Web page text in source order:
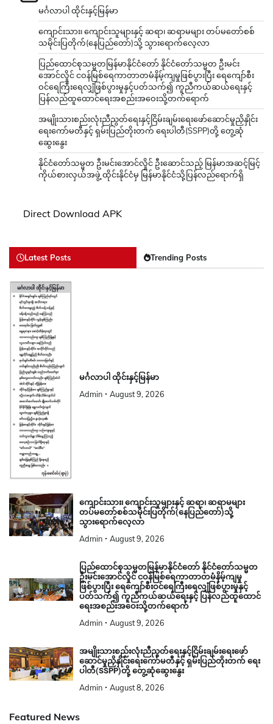
မင်္ဂလာပါ ထိုင်းနှင့်မြန်မာ
ကျောင်းသား၊ ကျောင်းသူများနှင့် ဆရာ၊ ဆရာမများ တပ်မတော်စစ်
သမိုင်းပြတိုက်(နေပြည်တော်)သို့ သွားရောက်လေ့လာ
ပြည်ထောင်စုသမ္မတမြန်မာနိုင်ငံတော် နိုင်ငံတော်သမ္မတ ဦးမင်း
အောင်လှိုင် ငဝန်မြစ်ရေကာတာတမံနိမ့်ကျမှုဖြစ်ပွားပြီး ရေကျော်စီး
ဝင်ရေကြီးရေလျှံဖြစ်ပွားမှုနှင့်ပတ်သက်၍ ကူညီကယ်ဆယ်ရေးနှင့်
ပြန်လည်ထူထောင်ရေးအစည်းအဝေးသို့တက်ရောက်
အမျိုးသားစည်းလုံးညီညွတ်ရေးနှင့်ငြိမ်းချမ်းရေးဖော်ဆောင်မှုညှိနှိုင်း
ရေးကော်မတီနှင့် ရှမ်းပြည်တိုးတက် ရေးပါတီ(SSPP)တို့ တွေ့ဆုံ
ဆွေးနွေး
နိုင်ငံတော်သမ္မတ ဦးမင်းအောင်လှိုင် ဦးဆောင်သည့် မြန်မာအဆင့်မြင့်
ကိုယ်စားလှယ်အဖွဲ့ ထိုင်းနိုင်ငံမှ မြန်မာနိုင်ငံသို့ပြန်လည်ရောက်ရှိ
Direct Download APK
Latest Posts Trending Posts
မင်္ဂလာပါ ထိုင်းနှင့်မြန်မာ
Admin August 9, 2026
ကျောင်းသား၊ ကျောင်းသူများနှင့် ဆရာ၊ ဆရာမများ
တပ်မတော်စစ်သမိုင်းပြတိုက်(နေပြည်တော်)သို့
သွားရောက်လေ့လာ
Admin August 9, 2026
ပြည်ထောင်စုသမ္မတမြန်မာနိုင်ငံတော် နိုင်ငံတော်သမ္မတ
ဦးမင်းအောင်လှိုင် ငဝန်မြစ်ရေကာတာတမံနိမ့်ကျမှု
ဖြစ်ပွားပြီး ရေကျော်စီးဝင်ရေကြီးရေလျှံဖြစ်ပွားမှုနှင့်
ပတ်သက်၍ ကူညီကယ်ဆယ်ရေးနှင့် ပြန်လည်ထူထောင်
ရေးအစည်းအဝေးသို့တက်ရောက်
Admin August 9, 2026
အမျိုးသားစည်းလုံးညီညွတ်ရေးနှင့်ငြိမ်းချမ်းရေးဖော်
ဆောင်မှုညှိနှိုင်းရေးကော်မတီနှင့် ရှမ်းပြည်တိုးတက် ရေး
ပါတီ(SSPP)တို့ တွေ့ဆုံဆွေးနွေး
Admin August 8, 2026
Featured News